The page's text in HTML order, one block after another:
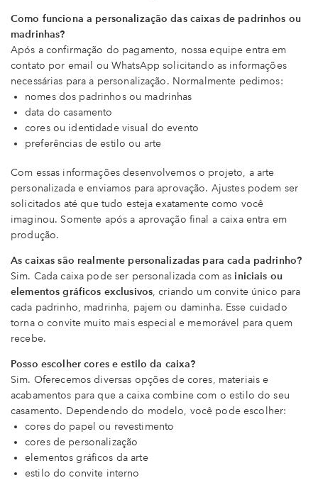
Como funciona a personalização das caixas de padrinhos ou
madrinhas?
Após a confirmação do pagamento, nossa equipe entra em
contato por email ou WhatsApp solicitando as informações
necessárias para a personalização. Normalmente pedimos:
nomes dos padrinhos ou madrinhas
data do casamento
cores ou identidade visual do evento
preferências de estilo ou arte
Com essas informações desenvolvemos o projeto, a arte
personalizada e enviamos para aprovação. Ajustes podem ser
solicitados até que tudo esteja exatamente como você
imaginou. Somente após a aprovação final a caixa entra em
produção.
As caixas são realmente personalizadas para cada padrinho?
Sim. Cada caixa pode ser personalizada com as iniciais ou
elementos gráficos exclusivos, criando um convite único para
cada padrinho, madrinha, pajem ou daminha. Esse cuidado
torna o convite muito mais especial e memorável para quem
recebe.
Posso escolher cores e estilo da caixa?
Sim. Oferecemos diversas opções de cores, materiais e
acabamentos para que a caixa combine com o estilo do seu
casamento. Dependendo do modelo, você pode escolher:
cores do papel ou revestimento
cores de personalização
elementos gráficos da arte
estilo do convite interno